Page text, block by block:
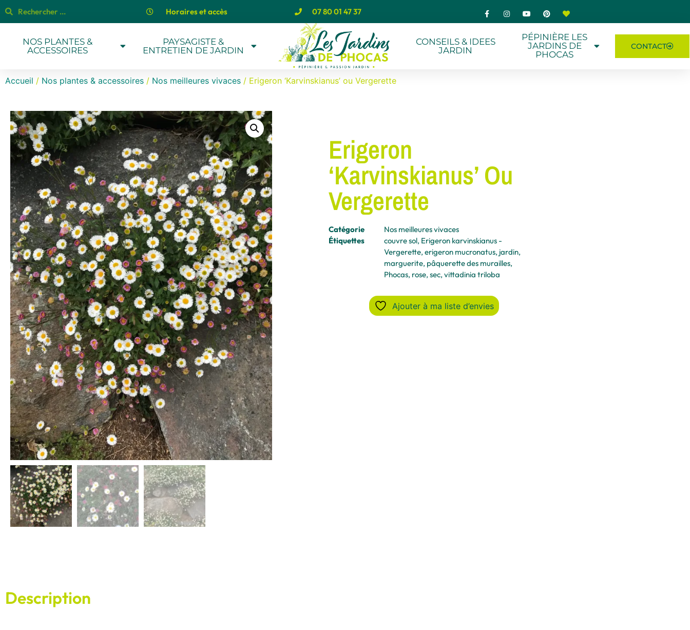
Horaires et accès 07 80 01 47 37
NOS PLANTES &
ACCESSOIRES
PAYSAGISTE &
ENTRETIEN DE JARDIN
CONSEILS & IDEES
JARDIN
PÉPINIÈRE LES
JARDINS DE
PHOCAS
CONTACT
Accueil / Nos plantes & accessoires / Nos meilleures vivaces / Erigeron ‘Karvinskianus’ ou Vergerette
Erigeron
‘Karvinskianus’ Ou
Vergerette
Catégorie
Nos meilleures vivaces
Étiquettes
couvre sol, Erigeron karvinskianus -
Vergerette, erigeron mucronatus, jardin,
marguerite, pâquerette des murailles,
Phocas, rose, sec, vittadinia triloba
Ajouter à ma liste d’envies
Description